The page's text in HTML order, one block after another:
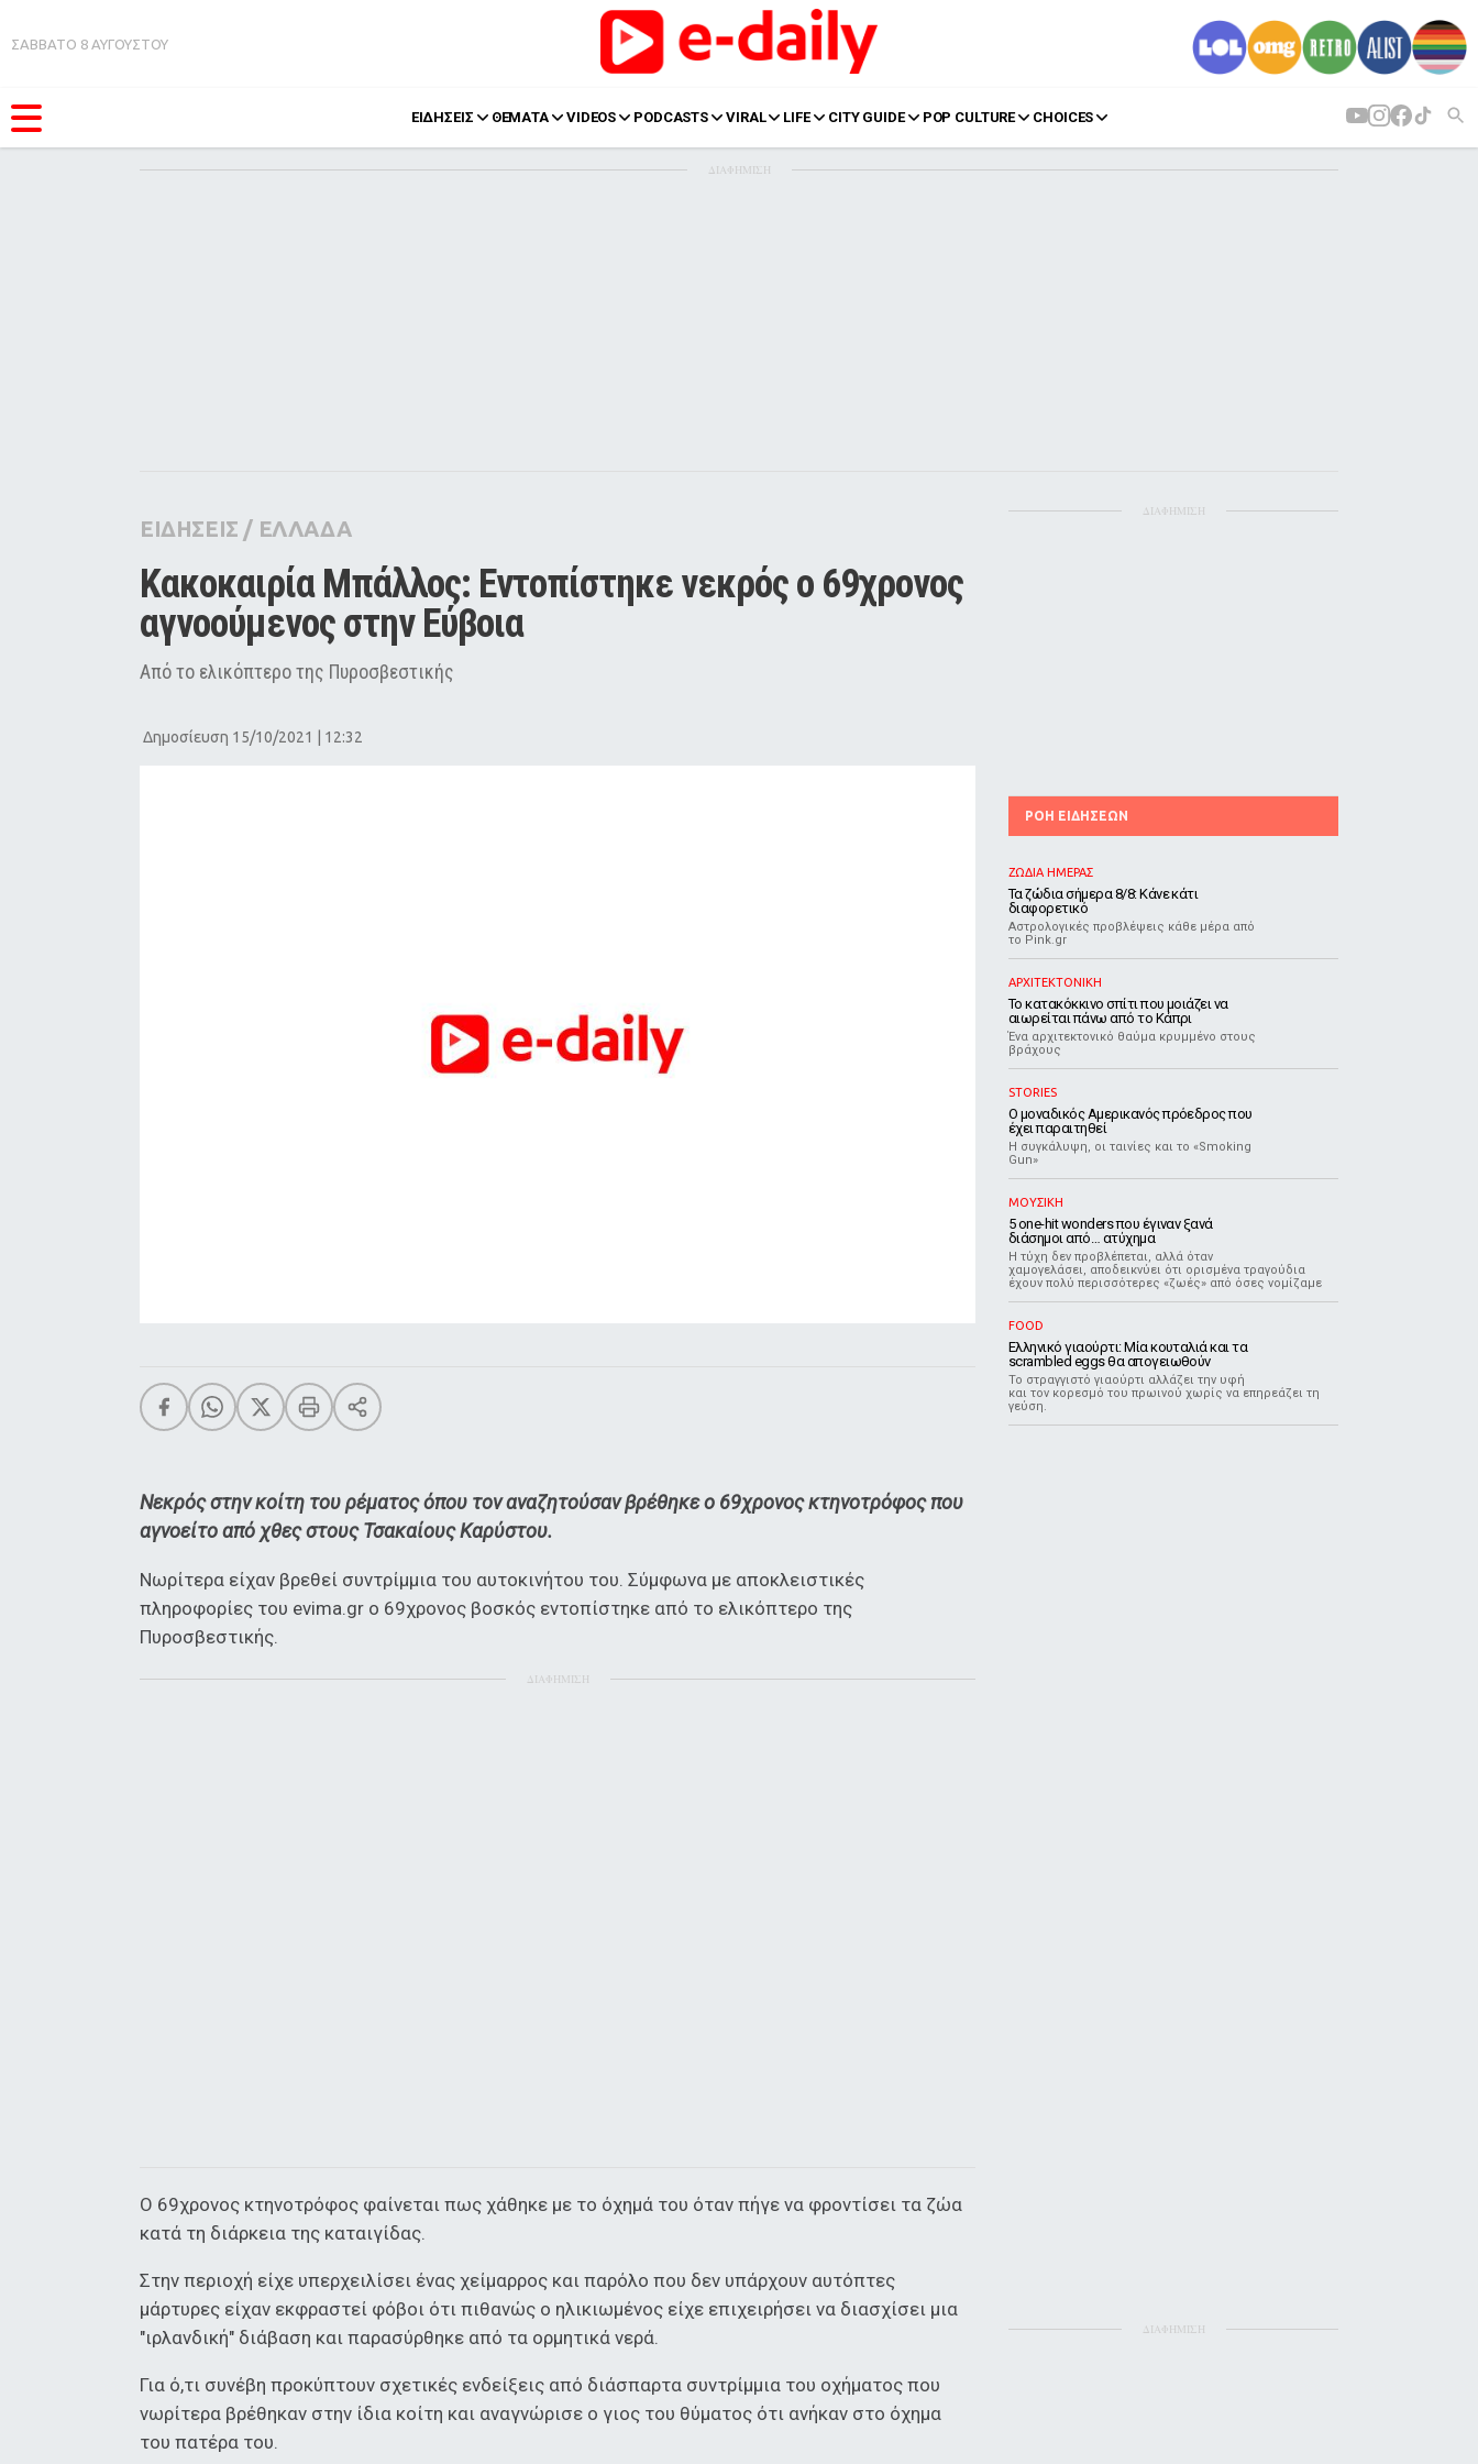
ΣΑΒΒΑΤΟ 8 ΑΥΓΟΥΣΤΟΥ
ΕΙΔΗΣΕΙΣ ΘΕΜΑΤΑ VIDEOS PODCASTS VIRAL LIFE CITY GUIDE POP CULTURE CHOICES
Pop Culture
Agenda
ΔΙΑΦΗΜΙΣΗ
ΕΙΔΗΣΕΙΣ / ΕΛΛΑΔΑ
Κακοκαιρία Μπάλλος: Εντοπίστηκε νεκρός ο 69χρονος
αγνοούμενος στην Εύβοια
Aπό το ελικόπτερο της Πυροσβεστικής
Δημοσίευση 15/10/2021 | 12:32
Νεκρός στην κοίτη του ρέματος όπου τον αναζητούσαν βρέθηκε ο 69χρονος κτηνοτρόφος που
αγνοείτο από χθες στους Τσακαίους Καρύστου.
Νωρίτερα είχαν βρεθεί συντρίμμια του αυτοκινήτου του. Σύμφωνα με αποκλειστικές
πληροφορίες του evima.gr ο 69χρονος βοσκός εντοπίστηκε από το ελικόπτερο της
Πυροσβεστικής.
ΔΙΑΦΗΜΙΣΗ
Ο 69χρονος κτηνοτρόφος φαίνεται πως χάθηκε με το όχημά του όταν πήγε να φροντίσει τα ζώα
κατά τη διάρκεια της καταιγίδας.
Στην περιοχή είχε υπερχειλίσει ένας χείμαρρος και παρόλο που δεν υπάρχουν αυτόπτες
μάρτυρες είχαν εκφραστεί φόβοι ότι πιθανώς ο ηλικιωμένος είχε επιχειρήσει να διασχίσει μια
"ιρλανδική" διάβαση και παρασύρθηκε από τα ορμητικά νερά.
Για ό,τι συνέβη προκύπτουν σχετικές ενδείξεις από διάσπαρτα συντρίμμια του οχήματος που
νωρίτερα βρέθηκαν στην ίδια κοίτη και αναγνώρισε ο γιος του θύματος ότι ανήκαν στο όχημα
του πατέρα του.
ΔΙΑΦΗΜΙΣΗ
ΡΟΗ ΕΙΔΗΣΕΩΝ
ΖΩΔΙΑ ΗΜΕΡΑΣ
Τα ζώδια σήμερα 8/8: Κάνε κάτι
διαφορετικό
Αστρολογικές προβλέψεις κάθε μέρα από
το Pink.gr
ΑΡΧΙΤΕΚΤΟΝΙΚΗ
Το κατακόκκινο σπίτι που μοιάζει να
αιωρείται πάνω από το Κάπρι
Ένα αρχιτεκτονικό θαύμα κρυμμένο στους
βράχους
STORIES
Ο μοναδικός Αμερικανός πρόεδρος που
έχει παραιτηθεί
Η συγκάλυψη, οι ταινίες και το «Smoking
Gun»
ΜΟΥΣΙΚΗ
5 one-hit wonders που έγιναν ξανά
διάσημοι από… ατύχημα
Η τύχη δεν προβλέπεται, αλλά όταν
χαμογελάσει, αποδεικνύει ότι ορισμένα τραγούδια
έχουν πολύ περισσότερες «ζωές» από όσες νομίζαμε
FOOD
Ελληνικό γιαούρτι: Μία κουταλιά και τα
scrambled eggs θα απογειωθούν
Το στραγγιστό γιαούρτι αλλάζει την υφή
και τον κορεσμό του πρωινού χωρίς να επηρεάζει τη
γεύση.
ΔΙΑΦΗΜΙΣΗ